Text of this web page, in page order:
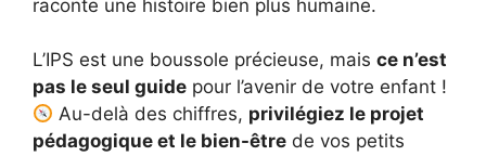
raconte une histoire bien plus humaine.
L’IPS est une boussole précieuse, mais ce n’est
pas le seul guide pour l’avenir de votre enfant !
Au-delà des chiffres, privilégiez le projet
pédagogique et le bien-être de vos petits